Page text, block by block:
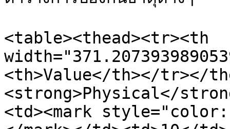
<table><thead><tr><th
<th>Value</th></tr></
<strong>Physical</
<td><mark